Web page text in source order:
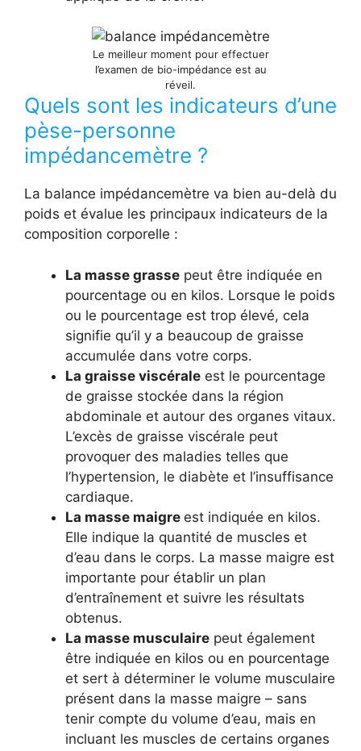
Le meilleur moment pour effectuer
l’examen de bio-impédance est au
réveil.
Quels sont les indicateurs d’une
pèse-personne
impédancemètre ?
La balance impédancemètre va bien au-delà du
poids et évalue les principaux indicateurs de la
composition corporelle :
La masse grasse peut être indiquée en
pourcentage ou en kilos. Lorsque le poids
ou le pourcentage est trop élevé, cela
signifie qu’il y a beaucoup de graisse
accumulée dans votre corps.
La graisse viscérale est le pourcentage
de graisse stockée dans la région
abdominale et autour des organes vitaux.
L’excès de graisse viscérale peut
provoquer des maladies telles que
l’hypertension, le diabète et l’insuffisance
cardiaque.
La masse maigre est indiquée en kilos.
Elle indique la quantité de muscles et
d’eau dans le corps. La masse maigre est
importante pour établir un plan
d’entraînement et suivre les résultats
obtenus.
La masse musculaire peut également
être indiquée en kilos ou en pourcentage
et sert à déterminer le volume musculaire
présent dans la masse maigre – sans
tenir compte du volume d’eau, mais en
incluant les muscles de certains organes